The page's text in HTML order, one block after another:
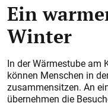
Ein
Winter
In der Wärmestube am
können Menschen in
zusammensitzen. An
übernehmen die